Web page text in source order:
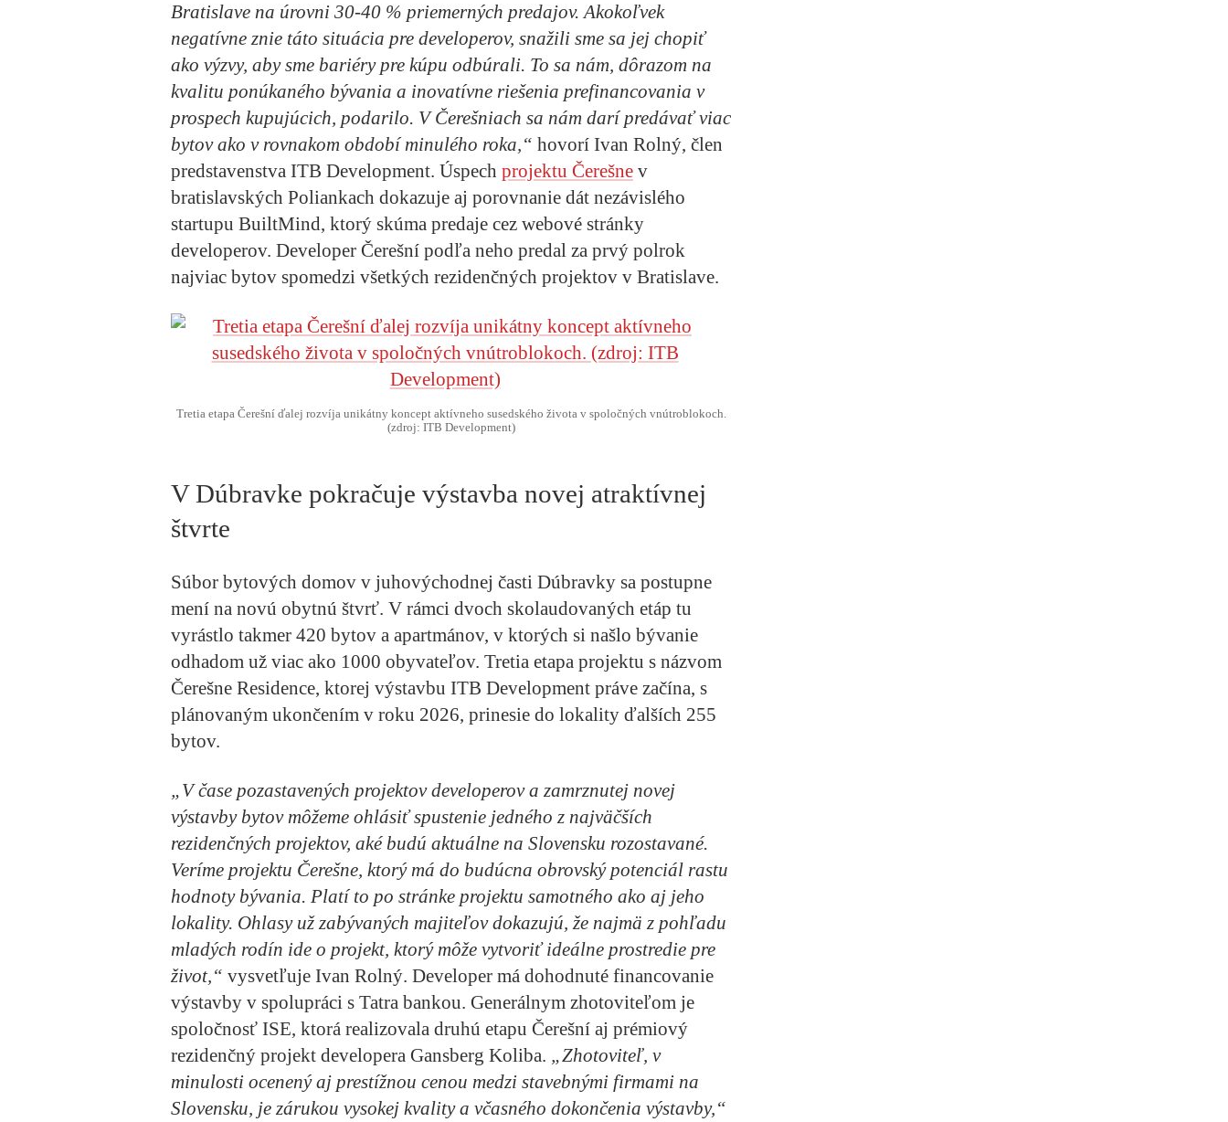
Bratislave na úrovni 30-40 % priemerných predajov. Akokoľvek
negatívne znie táto situácia pre developerov, snažili sme sa jej chopiť
ako výzvy, aby sme bariéry pre kúpu odbúrali. To sa nám, dôrazom na
kvalitu ponúkaného bývania a inovatívne riešenia prefinancovania v
prospech kupujúcich, podarilo. V Čerešniach sa nám darí predávať viac
bytov ako v rovnakom období minulého roka,“ hovorí Ivan Rolný, člen
predstavenstva ITB Development. Úspech projektu Čerešne v
bratislavských Poliankach dokazuje aj porovnanie dát nezávislého
startupu BuiltMind, ktorý skúma predaje cez webové stránky
developerov. Developer Čerešní podľa neho predal za prvý polrok
najviac bytov spomedzi všetkých rezidenčných projektov v Bratislave.
Tretia etapa Čerešní ďalej rozvíja unikátny koncept aktívneho susedského života v spoločných vnútroblokoch.
(zdroj: ITB Development)
V Dúbravke pokračuje výstavba novej atraktívnej
štvrte
Súbor bytových domov v juhovýchodnej časti Dúbravky sa postupne
mení na novú obytnú štvrť. V rámci dvoch skolaudovaných etáp tu
vyrástlo takmer 420 bytov a apartmánov, v ktorých si našlo bývanie
odhadom už viac ako 1000 obyvateľov. Tretia etapa projektu s názvom
Čerešne Residence, ktorej výstavbu ITB Development práve začína, s
plánovaným ukončením v roku 2026, prinesie do lokality ďalších 255
bytov.
„V čase pozastavených projektov developerov a zamrznutej novej
výstavby bytov môžeme ohlásiť spustenie jedného z najväčších
rezidenčných projektov, aké budú aktuálne na Slovensku rozostavané.
Veríme projektu Čerešne, ktorý má do budúcna obrovský potenciál rastu
hodnoty bývania. Platí to po stránke projektu samotného ako aj jeho
lokality. Ohlasy už zabývaných majiteľov dokazujú, že najmä z pohľadu
mladých rodín ide o projekt, ktorý môže vytvoriť ideálne prostredie pre
život,“ vysvetľuje Ivan Rolný. Developer má dohodnuté financovanie
výstavby v spolupráci s Tatra bankou. Generálnym zhotoviteľom je
spoločnosť ISE, ktorá realizovala druhú etapu Čerešní aj prémiový
rezidenčný projekt developera Gansberg Koliba. „Zhotoviteľ, v
minulosti ocenený aj prestížnou cenou medzi stavebnými firmami na
Slovensku, je zárukou vysokej kvality a včasného dokončenia výstavby,“